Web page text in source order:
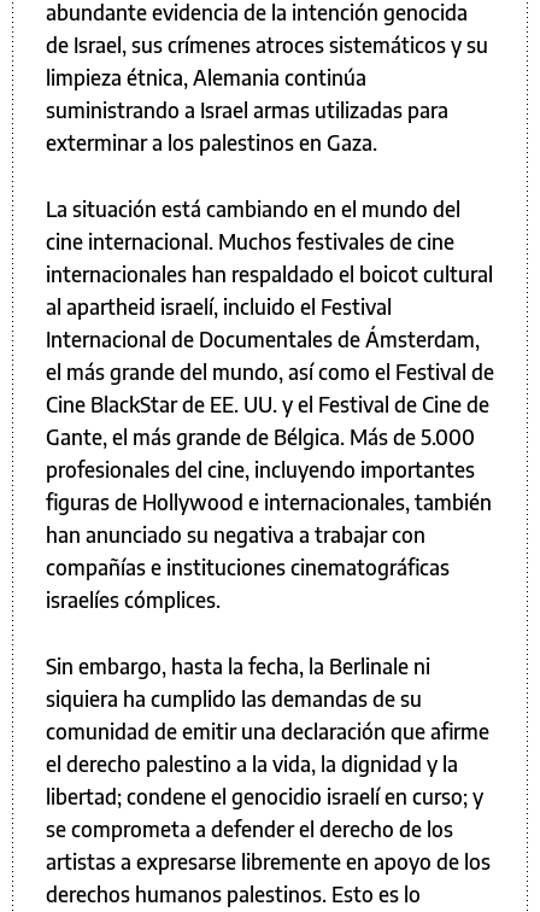
abundante evidencia de la intención genocida
de Israel, sus crímenes atroces sistemáticos y su
limpieza étnica, Alemania continúa
suministrando a Israel armas utilizadas para
exterminar a los palestinos en Gaza.
La situación está cambiando en el mundo del
cine internacional. Muchos festivales de cine
internacionales han respaldado el boicot cultural
al apartheid israelí, incluido el Festival
Internacional de Documentales de Ámsterdam,
el más grande del mundo, así como el Festival de
Cine BlackStar de EE. UU. y el Festival de Cine de
Gante, el más grande de Bélgica. Más de 5.000
profesionales del cine, incluyendo importantes
figuras de Hollywood e internacionales, también
han anunciado su negativa a trabajar con
compañías e instituciones cinematográficas
israelíes cómplices.
Sin embargo, hasta la fecha, la Berlinale ni
siquiera ha cumplido las demandas de su
comunidad de emitir una declaración que afirme
el derecho palestino a la vida, la dignidad y la
libertad; condene el genocidio israelí en curso; y
se comprometa a defender el derecho de los
artistas a expresarse libremente en apoyo de los
derechos humanos palestinos. Esto es lo